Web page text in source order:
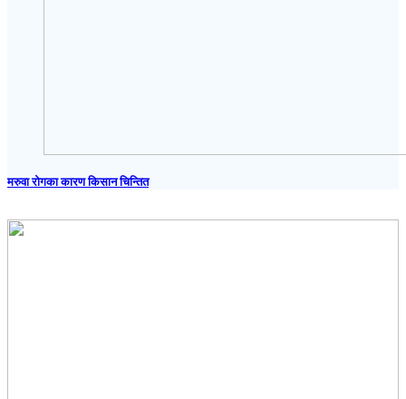
मरुवा रोगका कारण किसान चिन्तित